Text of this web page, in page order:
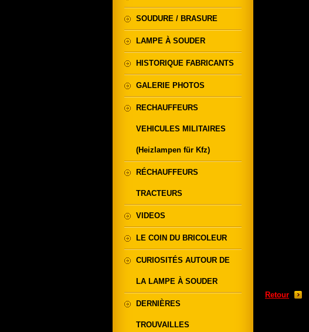
Retour
SOUDURE / BRASURE
LAMPE À SOUDER
HISTORIQUE FABRICANTS
GALERIE PHOTOS
RECHAUFFEURS
VEHICULES MILITAIRES
(Heizlampen für Kfz)
RÉCHAUFFEURS
TRACTEURS
VIDEOS
LE COIN DU BRICOLEUR
CURIOSITÉS AUTOUR DE
LA LAMPE À SOUDER
DERNIÈRES
TROUVAILLES